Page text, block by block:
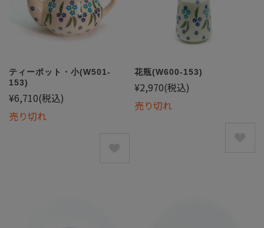
ティーポット・小(W501-
153)
¥6,710(税込)
売り切れ
花瓶(W600-153)
¥2,970(税込)
売り切れ